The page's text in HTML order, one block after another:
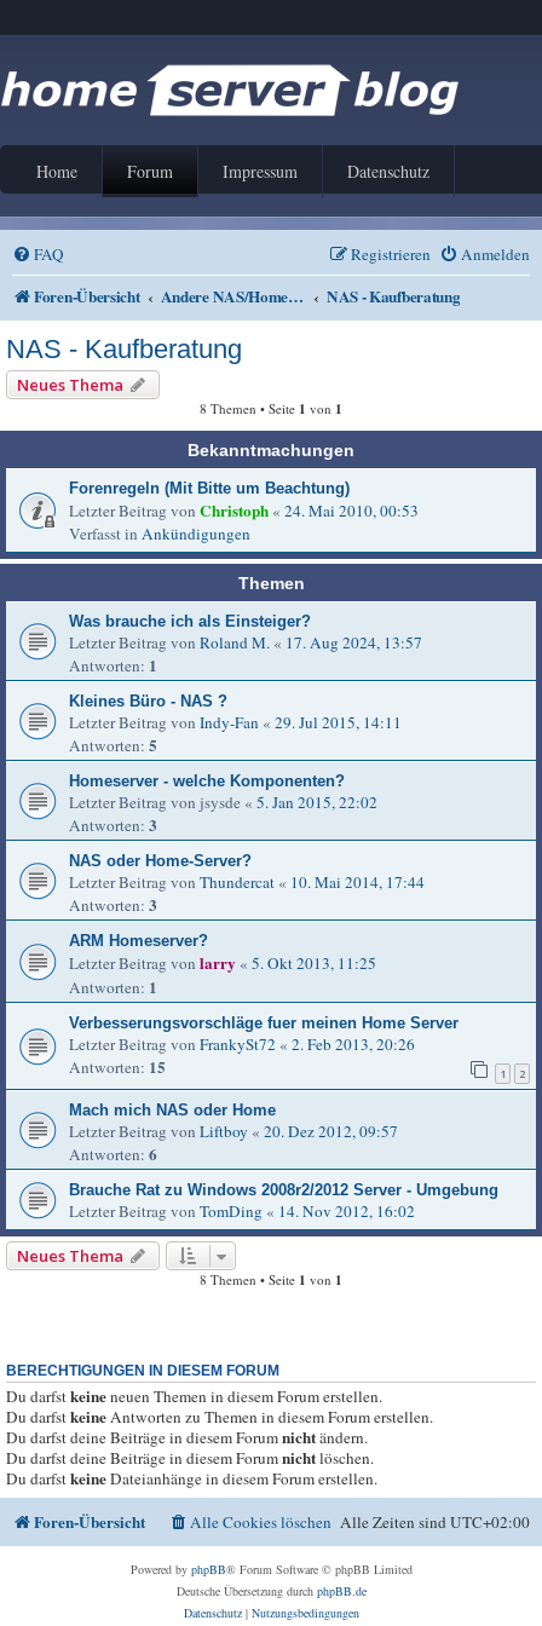
Home Forum Impressum Datenschutz
FAQ Anmelden
Registrieren
Foren-Übersicht Andere NAS/Home Server Lösungen NAS - Kaufberatung
NAS - Kaufberatung
Neues Thema
8 Themen • Seite 1 von 1
Bekanntmachungen
Forenregeln (Mit Bitte um Beachtung)
Letzter Beitrag von Christoph « 24. Mai 2010, 00:53
Verfasst in Ankündigungen
Themen
Was brauche ich als Einsteiger?
Letzter Beitrag von Roland M. « 17. Aug 2024, 13:57
Antworten: 1
Kleines Büro - NAS ?
Letzter Beitrag von Indy-Fan « 29. Jul 2015, 14:11
Antworten: 5
Homeserver - welche Komponenten?
Letzter Beitrag von jsysde « 5. Jan 2015, 22:02
Antworten: 3
NAS oder Home-Server?
Letzter Beitrag von Thundercat « 10. Mai 2014, 17:44
Antworten: 3
ARM Homeserver?
Letzter Beitrag von larry « 5. Okt 2013, 11:25
Antworten: 1
Verbesserungsvorschläge fuer meinen Home Server
Letzter Beitrag von FrankySt72 « 2. Feb 2013, 20:26
Antworten: 15 1 2
Mach mich NAS oder Home
Letzter Beitrag von Liftboy « 20. Dez 2012, 09:57
Antworten: 6
Brauche Rat zu Windows 2008r2/2012 Server - Umgebung
Letzter Beitrag von TomDing « 14. Nov 2012, 16:02
Neues Thema
8 Themen • Seite 1 von 1
BERECHTIGUNGEN IN DIESEM FORUM
Du darfstkeineneuen Themen in diesem Forum erstellen.
Du darfstkeineAntworten zu Themen in diesem Forum erstellen.
Du darfst deine Beiträge in diesem Forumnichtändern.
Du darfst deine Beiträge in diesem Forumnichtlöschen.
Du darfstkeineDateianhänge in diesem Forum erstellen.
Foren-Übersicht Alle Zeiten sindUTC+02:00
Alle Cookies löschen
Powered by phpBB® Forum Software © phpBB Limited
Deutsche Übersetzung durch phpBB.de
Datenschutz| Nutzungsbedingungen